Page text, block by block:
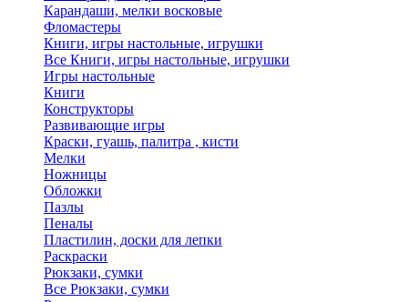
Карандаши, мелки восковые
Фломастеры
Книги, игры настольные, игрушки
Все Книги, игры настольные, игрушки
Игры настольные
Книги
Конструкторы
Развивающие игры
Краски, гуашь, палитра , кисти
Мелки
Ножницы
Обложки
Пазлы
Пеналы
Пластилин, доски для лепки
Раскраски
Рюкзаки, сумки
Все Рюкзаки, сумки